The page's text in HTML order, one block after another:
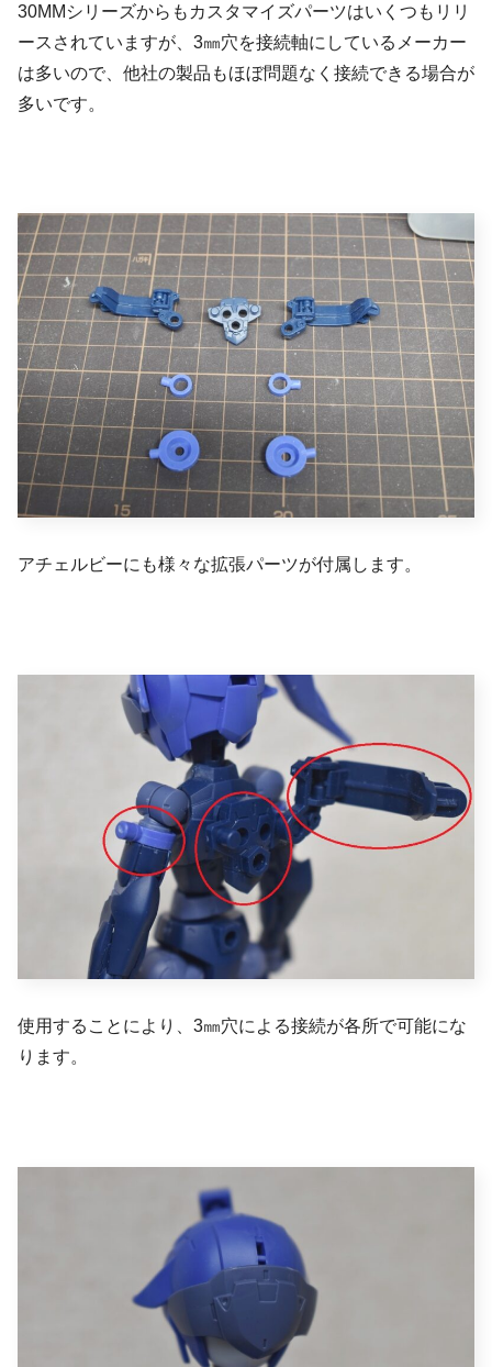
30MMシリーズからもカスタマイズパーツはいくつもリリ
ースされていますが、3㎜穴を接続軸にしているメーカー
は多いので、他社の製品もほぼ問題なく接続できる場合が
多いです。
アチェルビーにも様々な拡張パーツが付属します。
使用することにより、3㎜穴による接続が各所で可能にな
ります。